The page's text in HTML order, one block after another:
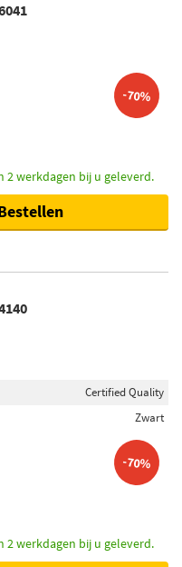
-70%
2 werkdagen bij u geleverd.
Certified Quality
Zwart
-70%
2 werkdagen bij u geleverd.